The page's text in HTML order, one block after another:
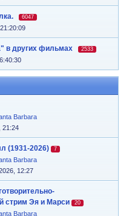
6047
в других фильмах 2533
Barbara
21:24
(1931-2026) 7
Barbara
12:27
стрим Эя и Марси
20
Barbara